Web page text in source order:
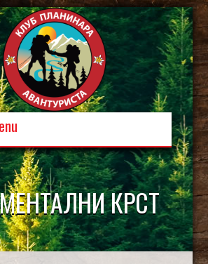
КРСТ